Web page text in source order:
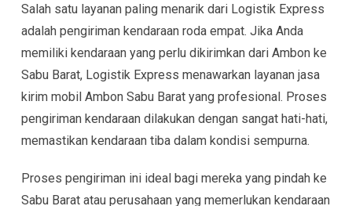
Salah satu layanan paling menarik dari Logistik Express
adalah pengiriman kendaraan roda empat. Jika Anda
memiliki kendaraan yang perlu dikirimkan dari Ambon ke
Sabu Barat, Logistik Express menawarkan layanan jasa
kirim mobil Ambon Sabu Barat yang profesional. Proses
pengiriman kendaraan dilakukan dengan sangat hati-hati,
memastikan kendaraan tiba dalam kondisi sempurna.
Proses pengiriman ini ideal bagi mereka yang pindah ke
Sabu Barat atau perusahaan yang memerlukan kendaraan